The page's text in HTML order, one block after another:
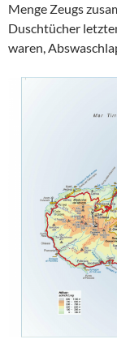
Menge Zeugs
Duschtücher
waren,